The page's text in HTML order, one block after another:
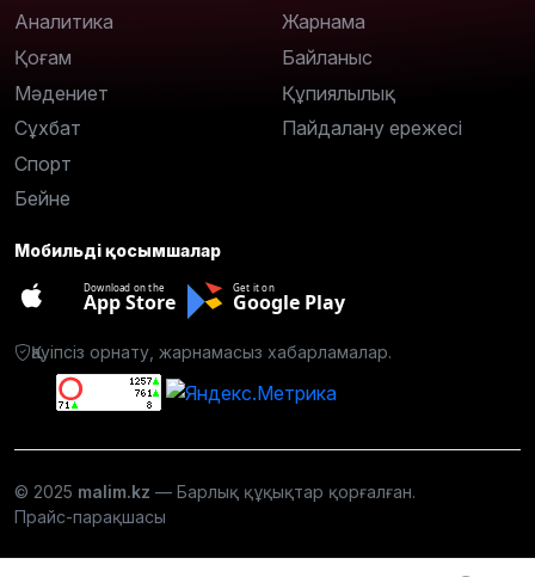
Аналитика
Қоғам
Мәдениет
Сұхбат
Спорт
Бейне
Жарнама
Байланыс
Құпиялылық
Пайдалану ережесі
Мобильді қосымшалар
Download on the
App Store
Get it on
Google Play
Қауіпсіз орнату, жарнамасыз хабарламалар.
© 2025 malim.kz — Барлық құқықтар қорғалған.
Прайс-парақшасы